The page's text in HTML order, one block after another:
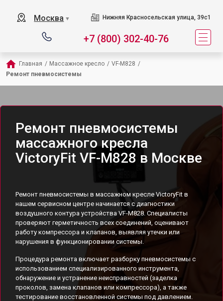
Москва ▼ Нижняя Красносельская улица, 39с1
+7 (800) 302-40-76
Главная / Массажное кресло / VF-M828 /
Ремонт пневмосистемы
Ремонт пневмосистемы
массажного кресла
VictoryFit VF-M828 в Москве
Ремонт пневмосистемы в массажном кресле VictoryFit в
нашем сервисном центре начинается с диагностики
воздушного контура устройства VF-M828. Специалисты
проверяют герметичность всех соединений, оценивают
работу компрессора и клапанов, выявляя утечки или
нарушения в функционировании системы.
Процедура ремонта включает разборку пневмосистемы с
использованием специализированного инструмента,
обнаружение и устранение неисправностей (заделка
проколов, замена клапанов или компрессора), а также
тестирование восстановленной системы под давлением.